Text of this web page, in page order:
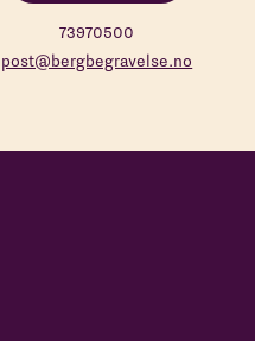
73970500
post@bergbegravelse.no